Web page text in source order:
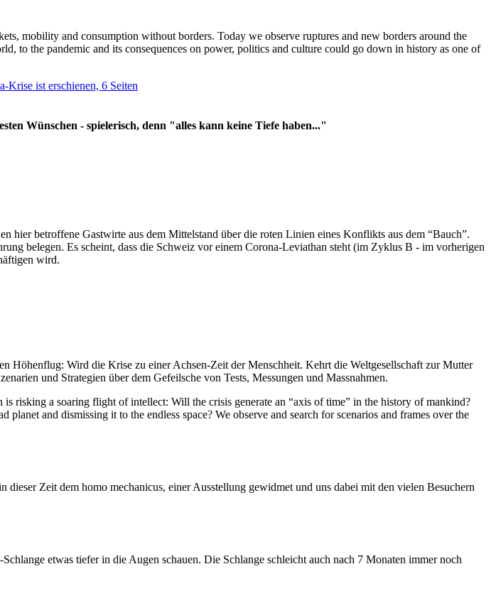
mobility and consumption without borders. Today we observe ruptures and new borders around the
to the pandemic and its consequences on power, politics and culture could go down in history as one of
Krise ist erschienen, 6 Seiten
Wünschen - spielerisch, denn "alles kann keine Tiefe haben..."
hier betroffene Gastwirte aus dem Mittelstand über die roten Linien eines Konflikts aus dem “Bauch”.
belegen. Es scheint, dass die Schweiz vor einem Corona-Leviathan steht (im Zyklus B - im vorherigen
wird.
Höhenflug: Wird die Krise zu einer Achsen-Zeit der Menschheit. Kehrt die Weltgesellschaft zur Mutter
und Strategien über dem Gefeilsche von Tests, Messungen und Massnahmen.
risking a soaring flight of intellect: Will the crisis generate an “axis of time” in the history of mankind?
and dismissing it to the endless space? We observe and search for scenarios and frames over the
Zeit dem homo mechanicus, einer Ausstellung gewidmet und uns dabei mit den vielen Besuchern
etwas tiefer in die Augen schauen. Die Schlange schleicht auch nach 7 Monaten immer noch